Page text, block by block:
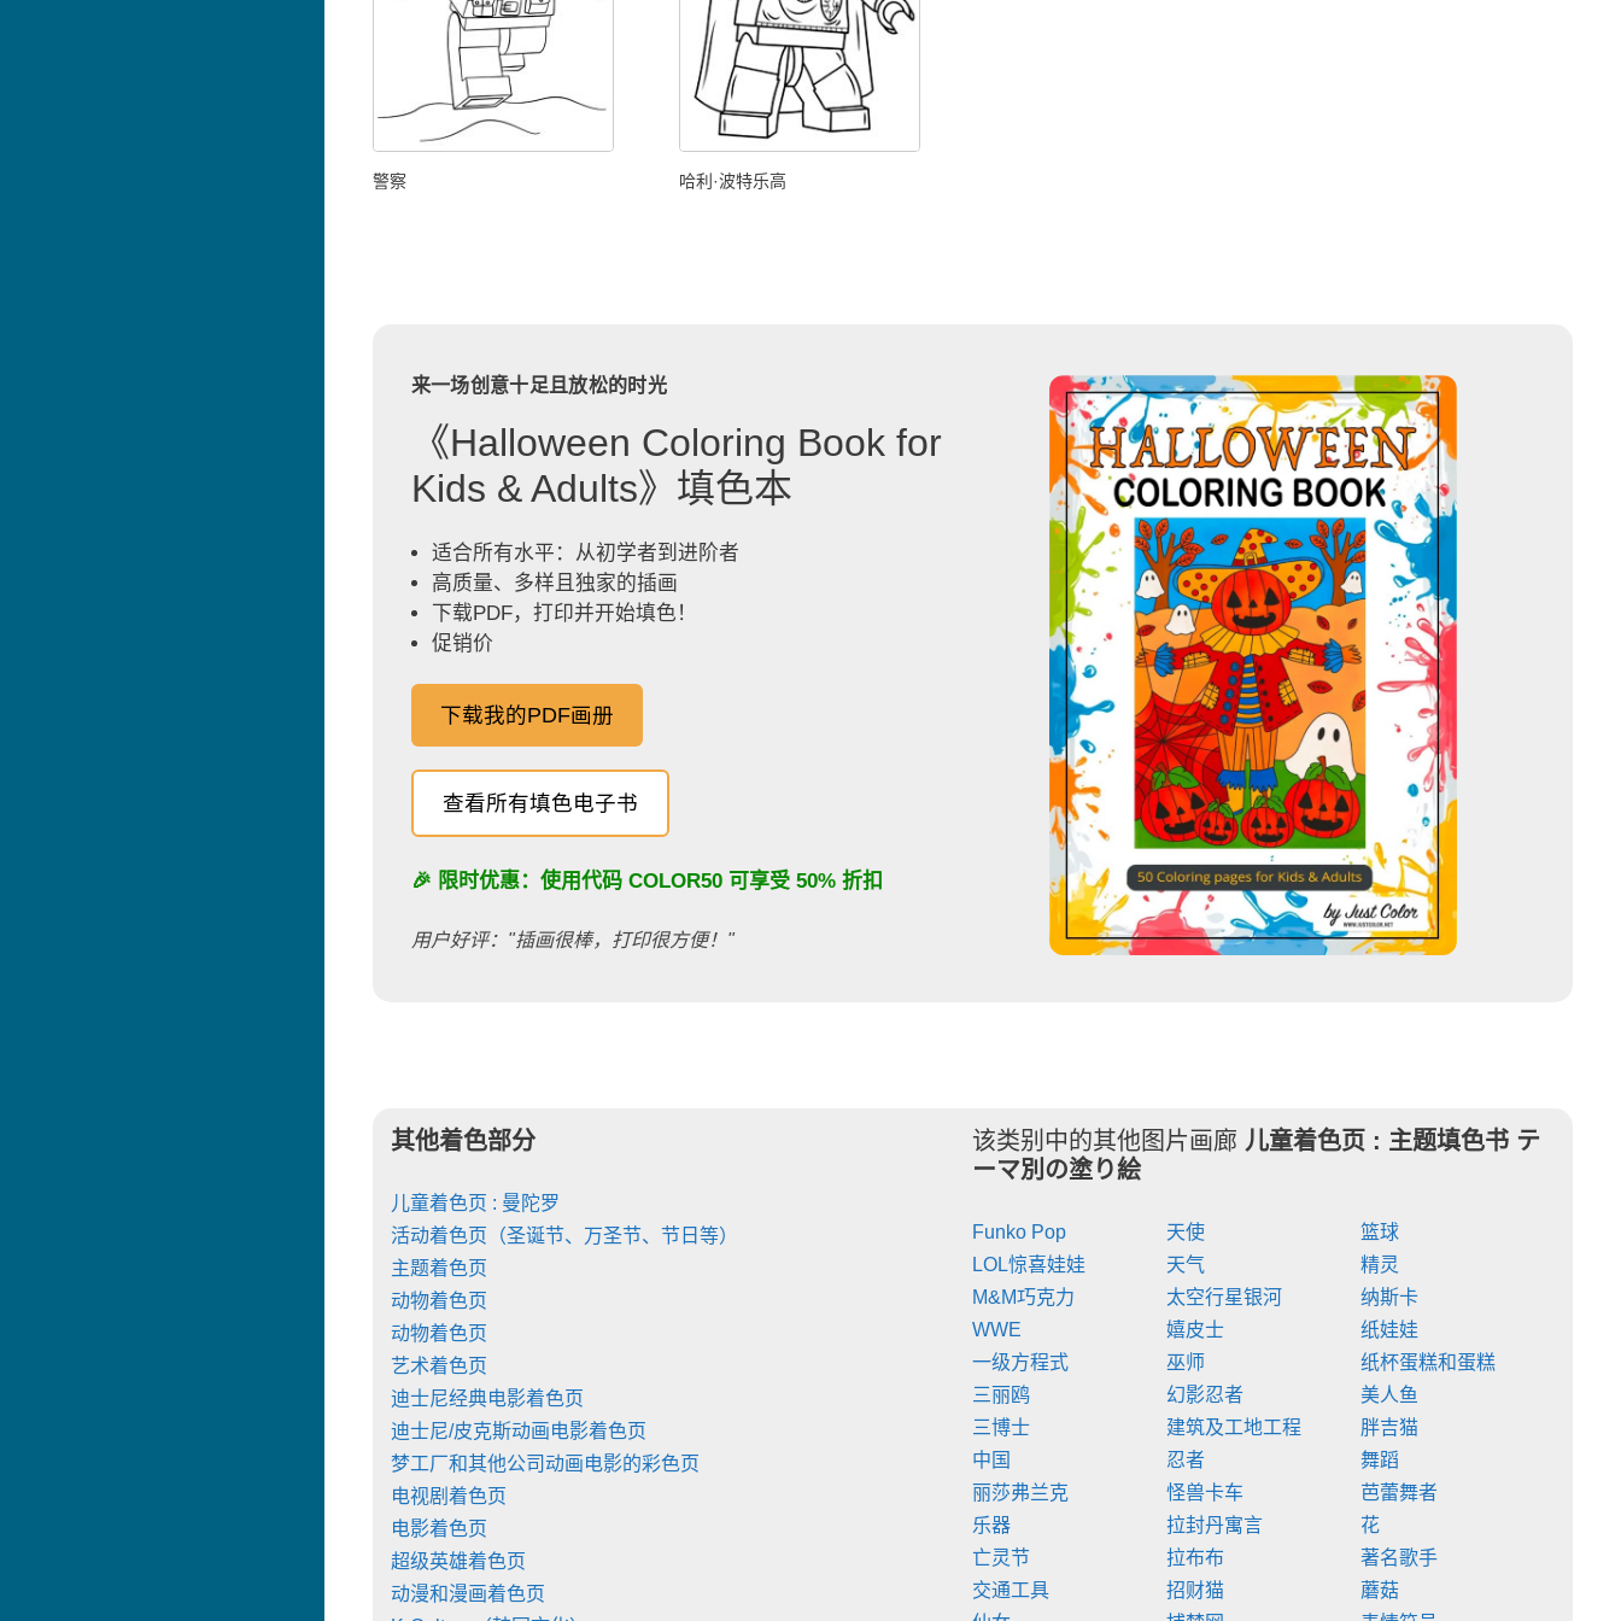
警察 哈利·波特乐高
来一场创意十足且放松的时光
《Halloween Coloring Book for
Kids & Adults》填色本
适合所有水平：从初学者到进阶者
高质量、多样且独家的插画
下载PDF，打印并开始填色！
促销价
下载我的PDF画册
查看所有填色电子书
🎉 限时优惠：使用代码 COLOR50可享受 50% 折扣
用户好评："插画很棒，打印很方便！"
其他着色部分
儿童着色页 : 曼陀罗
活动着色页（圣诞节、万圣节、节日等）
主题着色页
动物着色页
动物着色页
艺术着色页
迪士尼经典电影着色页
迪士尼/皮克斯动画电影着色页
梦工厂和其他公司动画电影的彩色页
电视剧着色页
电影着色页
超级英雄着色页
动漫和漫画着色页
该类别中的其他图片画廊 儿童着色页 : 主题填色书 テ
ーマ別の塗り絵
Funko Pop
LOL惊喜娃娃
M&M巧克力
WWE
一级方程式
三丽鸥
三博士
中国
丽莎弗兰克
乐器
亡灵节
交通工具
天使
天气
太空行星银河
嬉皮士
巫师
幻影忍者
建筑及工地工程
忍者
怪兽卡车
拉封丹寓言
拉布布
招财猫
篮球
精灵
纳斯卡
纸娃娃
纸杯蛋糕和蛋糕
美人鱼
胖吉猫
舞蹈
芭蕾舞者
花
著名歌手
蘑菇